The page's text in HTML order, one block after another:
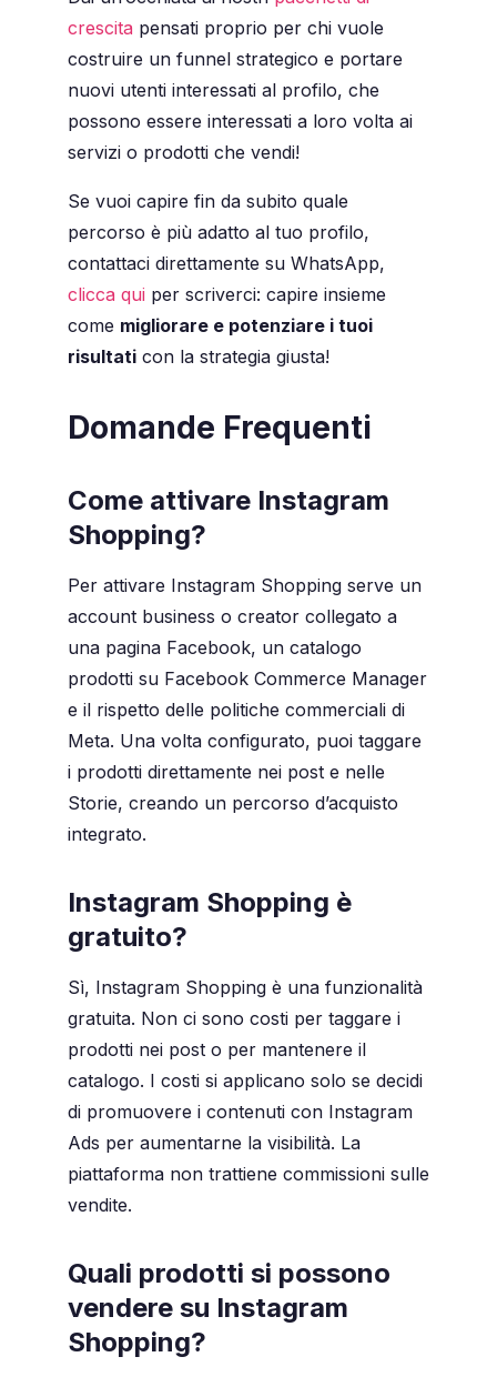
crescita pensati proprio per chi vuole
costruire un funnel strategico e portare
nuovi utenti interessati al profilo, che
possono essere interessati a loro volta ai
servizi o prodotti che vendi!
Se vuoi capire fin da subito quale
percorso è più adatto al tuo profilo,
contattaci direttamente su WhatsApp,
clicca qui per scriverci: capire insieme
come migliorare e potenziare i tuoi
risultaticon la strategia giusta!
Domande Frequenti
Come attivare Instagram
Shopping?
Per attivare Instagram Shopping serve un
account business o creator collegato a
una pagina Facebook, un catalogo
prodotti su Facebook Commerce Manager
e il rispetto delle politiche commerciali di
Meta. Una volta configurato, puoi taggare
i prodotti direttamente nei post e nelle
Storie, creando un percorso d’acquisto
integrato.
Instagram Shopping è
gratuito?
Sì, Instagram Shopping è una funzionalità
gratuita. Non ci sono costi per taggare i
prodotti nei post o per mantenere il
catalogo. I costi si applicano solo se decidi
di promuovere i contenuti con Instagram
Ads per aumentarne la visibilità. La
piattaforma non trattiene commissioni sulle
vendite.
Quali prodotti si possono
vendere su Instagram
Shopping?